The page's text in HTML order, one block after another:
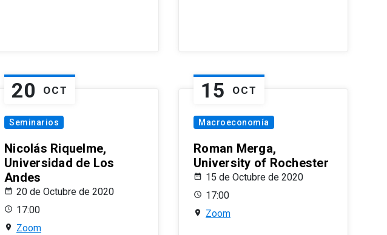
20 OCT
Seminarios
Nicolás Riquelme,
Universidad de Los
Andes
20 de Octubre de 2020
17:00
Zoom
15 OCT
Macroeconomía
Roman Merga,
University of Rochester
15 de Octubre de 2020
17:00
Zoom